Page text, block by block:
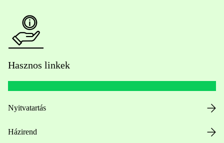
Hasznos linkek
Nyitvatartás
Házirend